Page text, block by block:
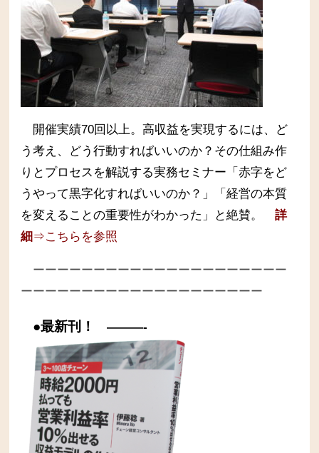
開催実績70回以上。高収益を実現するには、ど
う考え、どう行動すればいいのか？その仕組み作
りとプロセスを解説する実務セミナー 「赤字をど
うやって黒字化すればいいのか？」「経営の本質
を変えることの重要性がわかった」と絶賛。
詳
細⇒こちらを参照
ーーーーーーーーーーーーーーーーーーーーー
ーーーーーーーーーーーーーーーーーーーー
●最新刊！ ———-